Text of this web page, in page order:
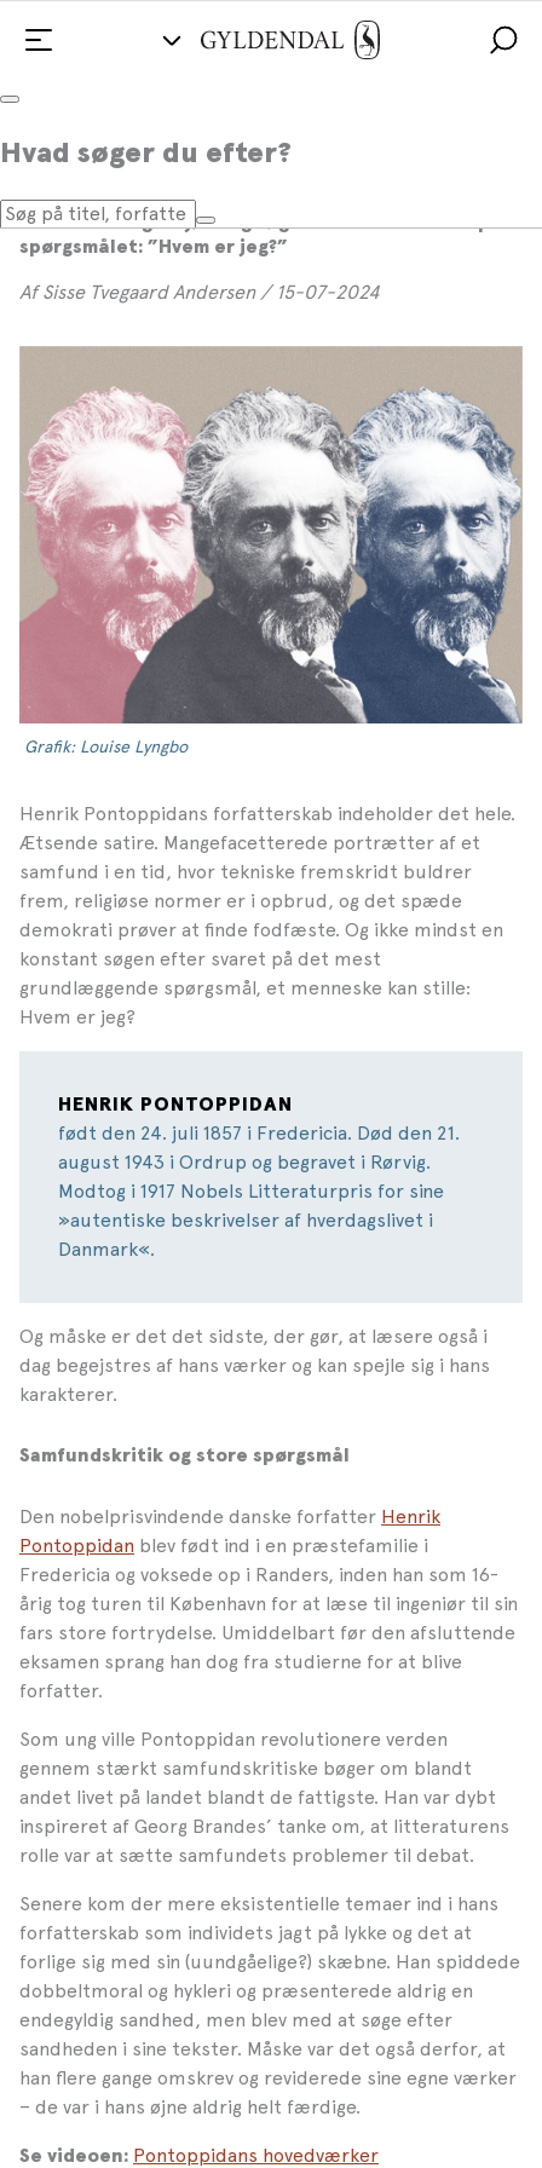
Hvad søger du efter?
Han søgte svar på det evige spørgsmål
Henrik Pontoppidan tegnede i sine mange bøger
skarpe og nuancerede portrætter af både
mennesker og miljøer og søgte konstant et svar på
spørgsmålet: ”Hvem er jeg?”
Af Sisse Tvegaard Andersen / 15-07-2024
Grafik: Louise Lyngbo
Henrik Pontoppidans forfatterskab indeholder det hele.
Ætsende satire. Mangefacetterede portrætter af et
samfund i en tid, hvor tekniske fremskridt buldrer
frem, religiøse normer er i opbrud, og det spæde
demokrati prøver at finde fodfæste. Og ikke mindst en
konstant søgen efter svaret på det mest
grundlæggende spørgsmål, et menneske kan stille:
Hvem er jeg?
HENRIK PONTOPPIDAN
født den 24. juli 1857 i Fredericia. Død den 21.
august 1943 i Ordrup og begravet i Rørvig.
Modtog i 1917 Nobels Litteraturpris for sine
»autentiske beskrivelser af hverdagslivet i
Danmark«.
Og måske er det det sidste, der gør, at læsere også i
dag begejstres af hans værker og kan spejle sig i hans
karakterer.
Samfundskritik og store spørgsmål
Den nobelprisvindende danske forfatter Henrik
Pontoppidan blev født ind i en præstefamilie i
Fredericia og voksede op i Randers, inden han som 16-
årig tog turen til København for at læse til ingeniør til sin
fars store fortrydelse. Umiddelbart før den afsluttende
eksamen sprang han dog fra studierne for at blive
forfatter.
Som ung ville Pontoppidan revolutionere verden
gennem stærkt samfundskritiske bøger om blandt
andet livet på landet blandt de fattigste. Han var dybt
inspireret af Georg Brandes’ tanke om, at litteraturens
rolle var at sætte samfundets problemer til debat.
Senere kom der mere eksistentielle temaer ind i hans
forfatterskab som individets jagt på lykke og det at
forlige sig med sin (uundgåelige?) skæbne. Han spiddede
dobbeltmoral og hykleri og præsenterede aldrig en
endegyldig sandhed, men blev med at søge efter
sandheden i sine tekster. Måske var det også derfor, at
han flere gange omskrev og reviderede sine egne værker
– de var i hans øjne aldrig helt færdige.
Se videoen: Pontoppidans hovedværker